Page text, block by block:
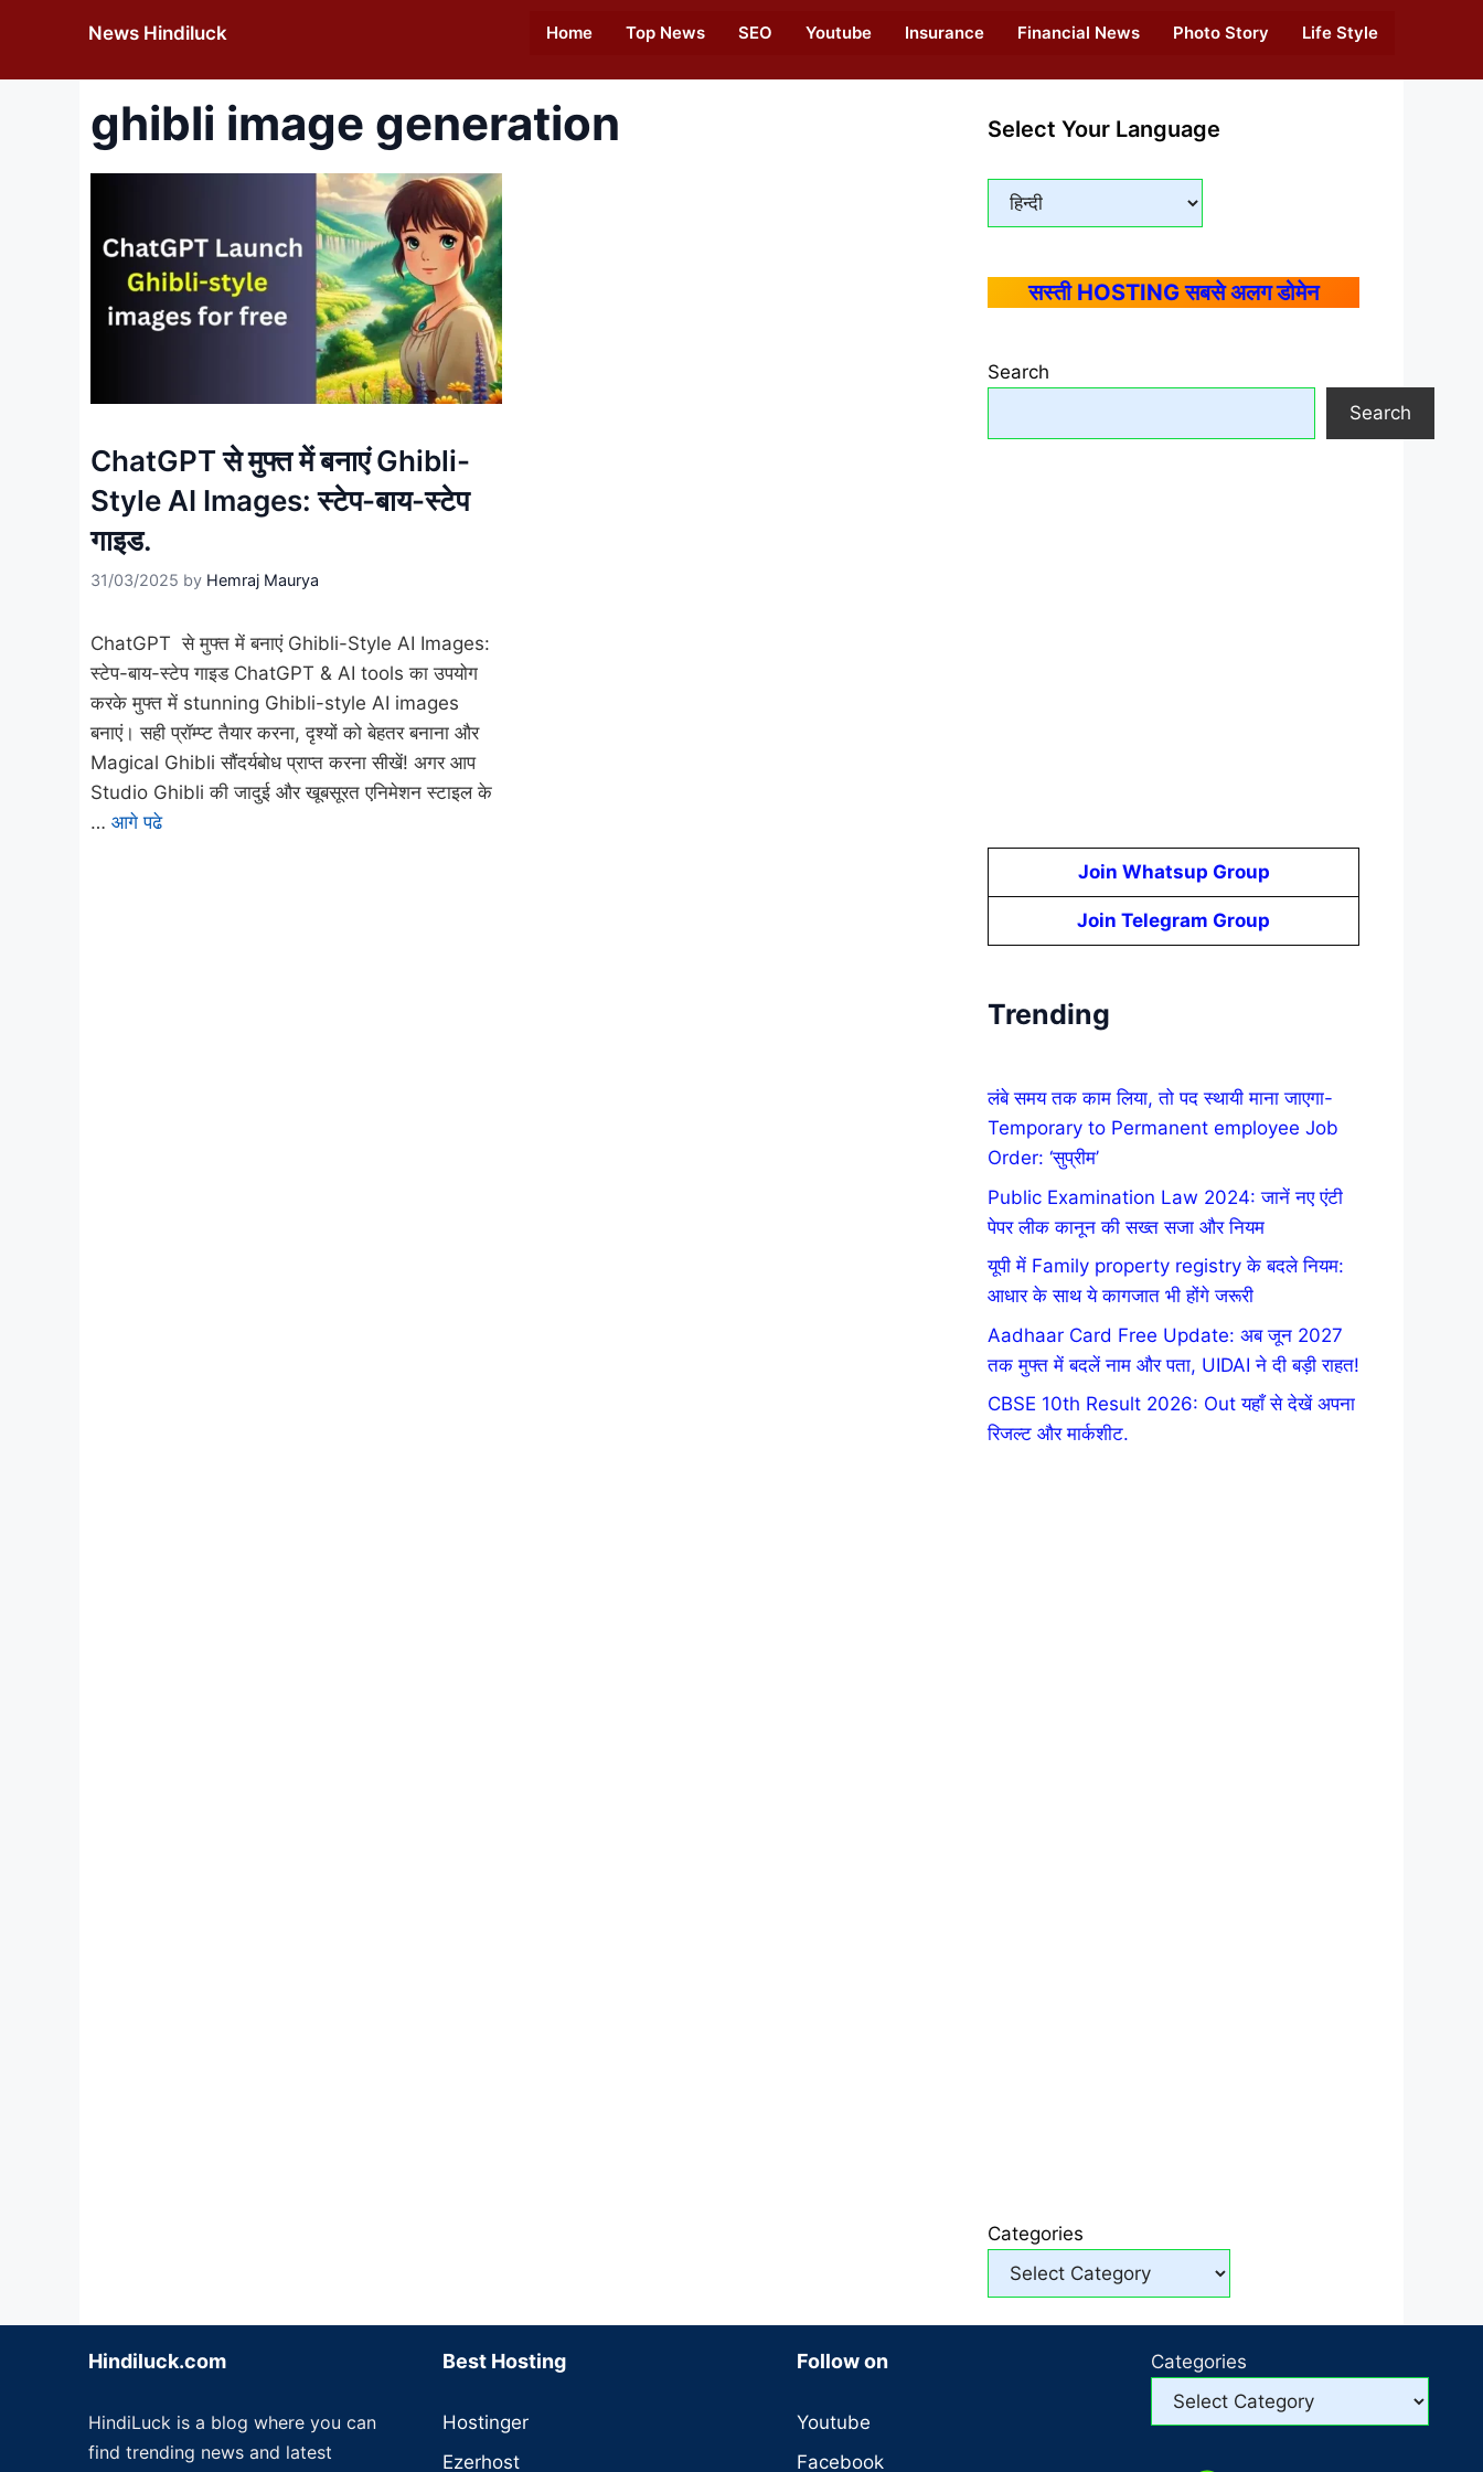
News Hindiluck Home Top News SEO Youtube Insurance Financial News Photo Story Life Style
ghibli image generation
ChatGPT से मुफ्त में बनाएं Ghibli-
Style AI Images: स्टेप-बाय-स्टेप
गाइड.
31/03/2025 by Hemraj Maurya
ChatGPT से मुफ्त में बनाएं Ghibli-Style AI Images:
स्टेप-बाय-स्टेप गाइड ChatGPT & AI tools का उपयोग
करके मुफ्त में stunning Ghibli-style AI images
बनाएं। सही प्रॉम्प्ट तैयार करना, दृश्यों को बेहतर बनाना और
Magical Ghibli सौंदर्यबोध प्राप्त करना सीखें! अगर आप
Studio Ghibli की जादुई और खूबसूरत एनिमेशन स्टाइल के
… आगे पढे
Select Your Language
सस्ती HOSTING सबसे अलग डोमेन
Search
Search
Join Whatsup Group
Join Telegram Group
Trending
लंबे समय तक काम लिया, तो पद स्थायी माना जाएगा-
Temporary to Permanent employee Job
Order: ‘सुप्रीम’
Public Examination Law 2024: जानें नए एंटी
पेपर लीक कानून की सख्त सजा और नियम
यूपी में Family property registry के बदले नियम:
आधार के साथ ये कागजात भी होंगे जरूरी
Aadhaar Card Free Update: अब जून 2027
तक मुफ्त में बदलें नाम और पता, UIDAI ने दी बड़ी राहत!
CBSE 10th Result 2026: Out यहाँ से देखें अपना
रिजल्ट और मार्कशीट.
Categories
Hindiluck.com
HindiLuck is a blog where you can
find trending news and latest
Best Hosting
Hostinger
Ezerhost
Follow on
Youtube
Facebook
Categories